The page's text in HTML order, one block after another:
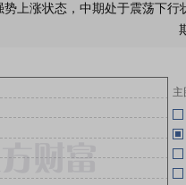
04-29
势上涨状态，中期处于震荡下
主